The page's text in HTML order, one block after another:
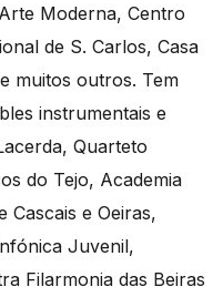
Moderna, Centro
de S. Carlos, Casa
muitos outros. Tem
instrumentais e
Quarteto
do Tejo, Academia
Cascais e Oeiras,
Juvenil,
Filarmonia das Beiras